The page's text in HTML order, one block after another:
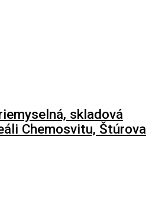
skladová
Chemosvitu, Štúrova